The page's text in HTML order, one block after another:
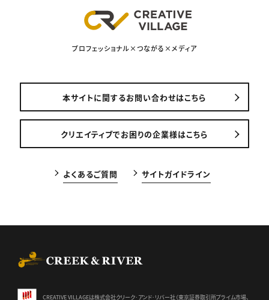
プロフェッショナル×つながる×メディア
本サイトに関するお問い合わせはこちら
クリエイティブでお困りの企業様はこちら
よくあるご質問 サイトガイドライン
CREATIVE VILLAGEは株式会社クリーク･アンド･リバー社（東京証券取引所プライム市場、